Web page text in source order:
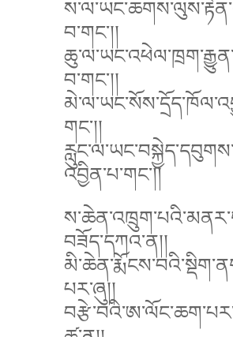
བ་གང་།།
བ་གང་།།
གང་།།
འབྱིན་པ་གང་།།
བཟོད་དཀའ་ན།།
པར་ཞུ།།